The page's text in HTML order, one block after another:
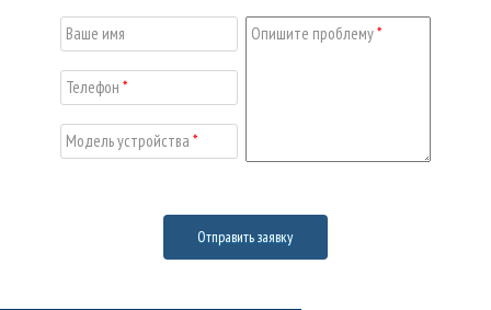
Ваше имя
Телефон*
Модель устройства*
Опишите проблему*